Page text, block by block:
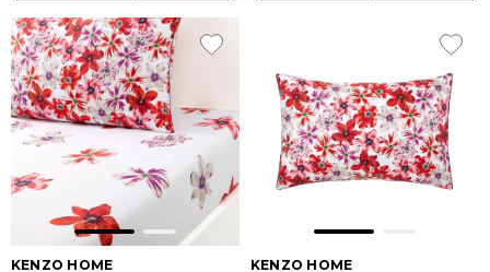
KENZO HOME
KENZO HOME